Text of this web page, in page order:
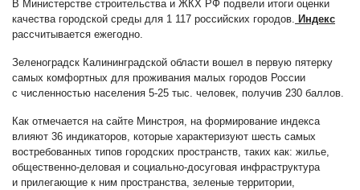
В Министерстве строительства и ЖКХ РФ подвели итоги оценки
качества городской среды для 1 117 российских городов. Индекс
рассчитывается ежегодно.
Зеленоградск Калининградской области вошел в первую пятерку
самых комфортных для проживания малых городов России
с численностью населения 5-25 тыс. человек, получив 230 баллов.
Как отмечается на сайте Минстроя, на формирование индекса
влияют 36 индикаторов, которые характеризуют шесть самых
востребованных типов городских пространств, таких как: жилье,
общественно-деловая и социально-досуговая инфраструктура
и прилегающие к ним пространства, зеленые территории,